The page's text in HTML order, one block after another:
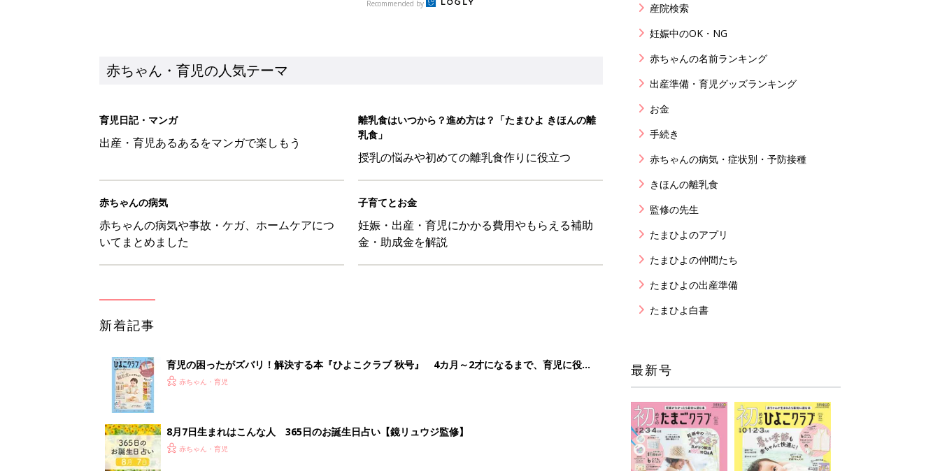
Recommended by
赤ちゃん・育児の人気テーマ
育児日記・マンガ
出産・育児あるあるをマンガで楽しもう
離乳食はいつから？進め方は？「たまひよ きほんの離
乳食」
授乳の悩みや初めての離乳食作りに役立つ
赤ちゃんの病気
赤ちゃんの病気や事故・ケガ、ホームケアにつ
いてまとめました
子育てとお金
妊娠・出産・育児にかかる費用やもらえる補助
金・助成金を解説
新着記事
育児の困ったがズバリ！解決する本『ひよこクラブ 秋号』 4カ月～2才になるまで、育児に役立
つ情報がいっぱい！
赤ちゃん・育児
8月7日生まれはこんな人 365日のお誕生日占い【鏡リュウジ監修】
赤ちゃん・育児
産院検索
妊娠中のOK・NG
赤ちゃんの名前ランキング
出産準備・育児グッズランキング
お金
手続き
赤ちゃんの病気・症状別・予防接種
きほんの離乳食
監修の先生
たまひよのアプリ
たまひよの仲間たち
たまひよの出産準備
たまひよ白書
最新号